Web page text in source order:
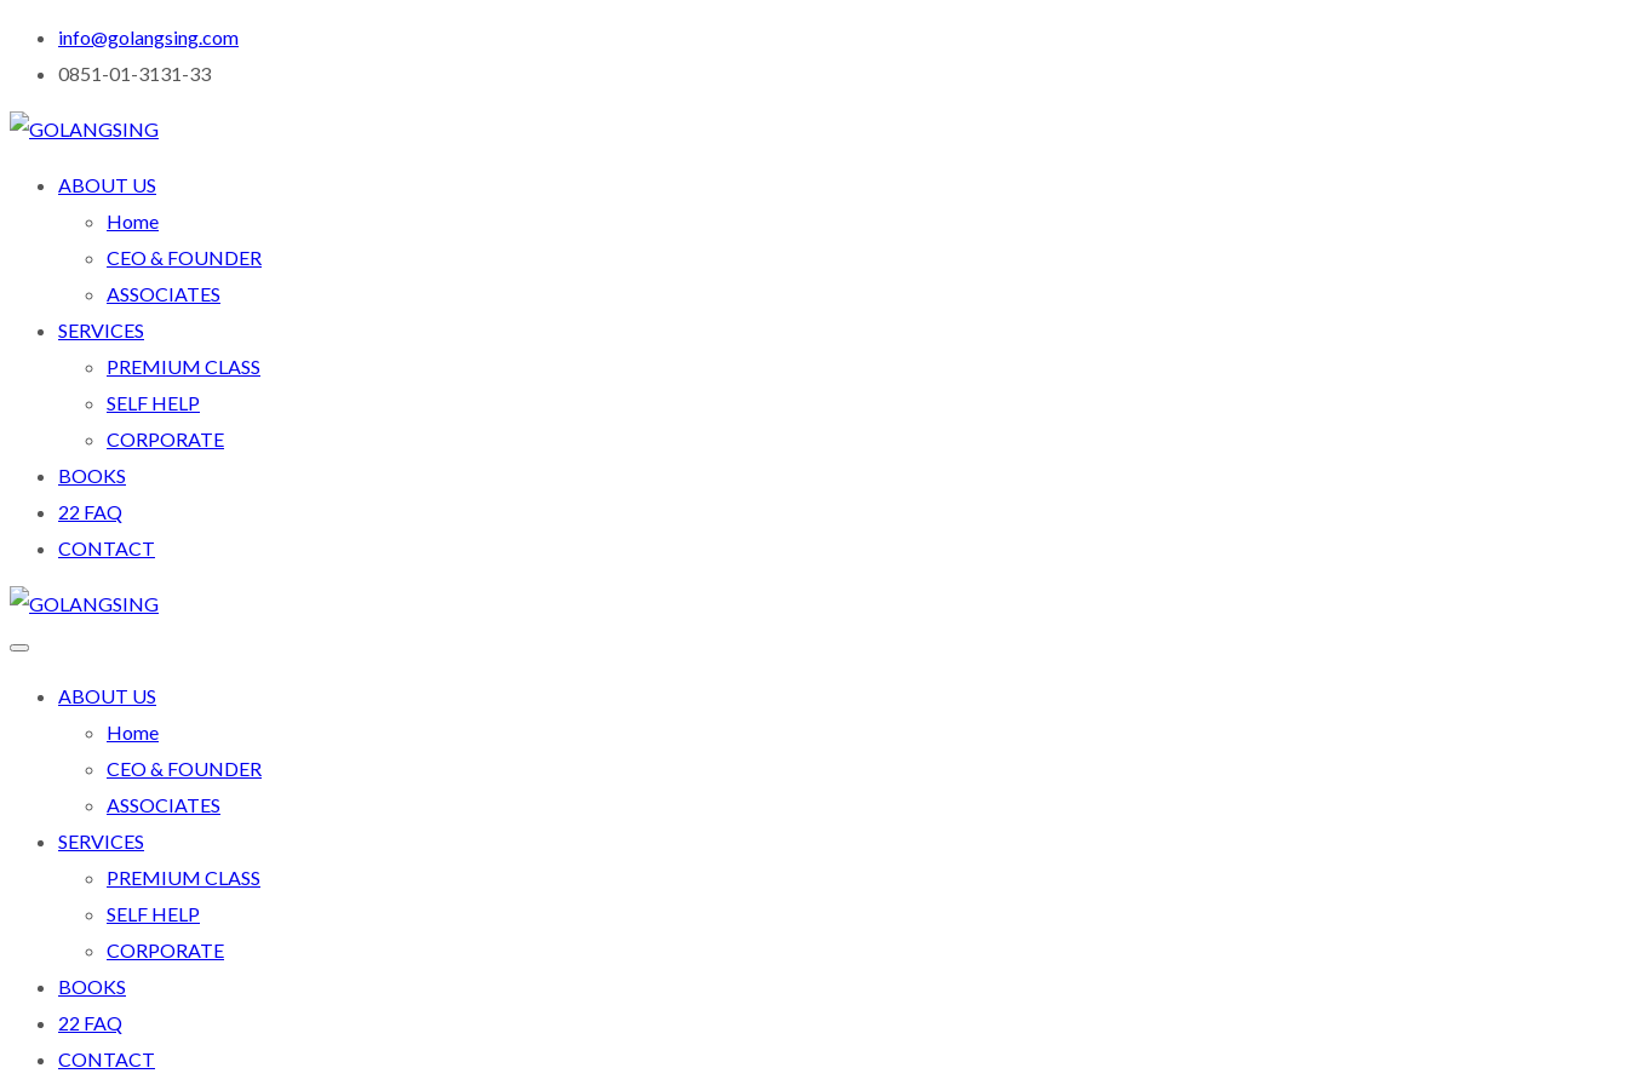
info@golangsing.com
0851-01-3131-33
ABOUT US
Home
CEO & FOUNDER
ASSOCIATES
SERVICES
PREMIUM CLASS
SELF HELP
CORPORATE
BOOKS
22 FAQ
CONTACT
ABOUT US
Home
CEO & FOUNDER
ASSOCIATES
SERVICES
PREMIUM CLASS
SELF HELP
CORPORATE
BOOKS
22 FAQ
CONTACT